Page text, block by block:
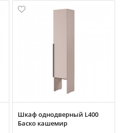
Шкаф однодверный L400
Баско кашемир